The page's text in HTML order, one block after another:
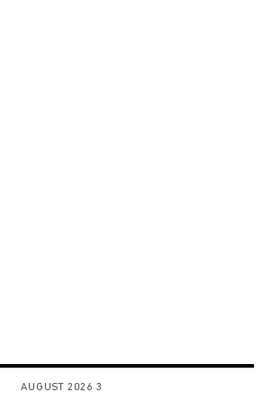
3 AUGUST 2026